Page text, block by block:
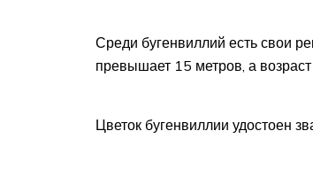
Среди бугенвиллий есть свои
превышает 15 метров, а возраст
Цветок бугенвиллии удостоен